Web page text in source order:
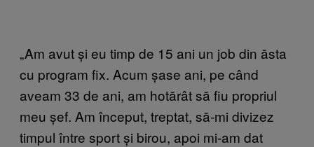
„Am avut și eu timp de 15 ani un job din ăsta
cu program fix. Acum șase ani, pe când
aveam 33 de ani, am hotărât să fiu propriul
meu șef. Am început, treptat, să-mi divizez
timpul între sport și birou, apoi mi-am dat